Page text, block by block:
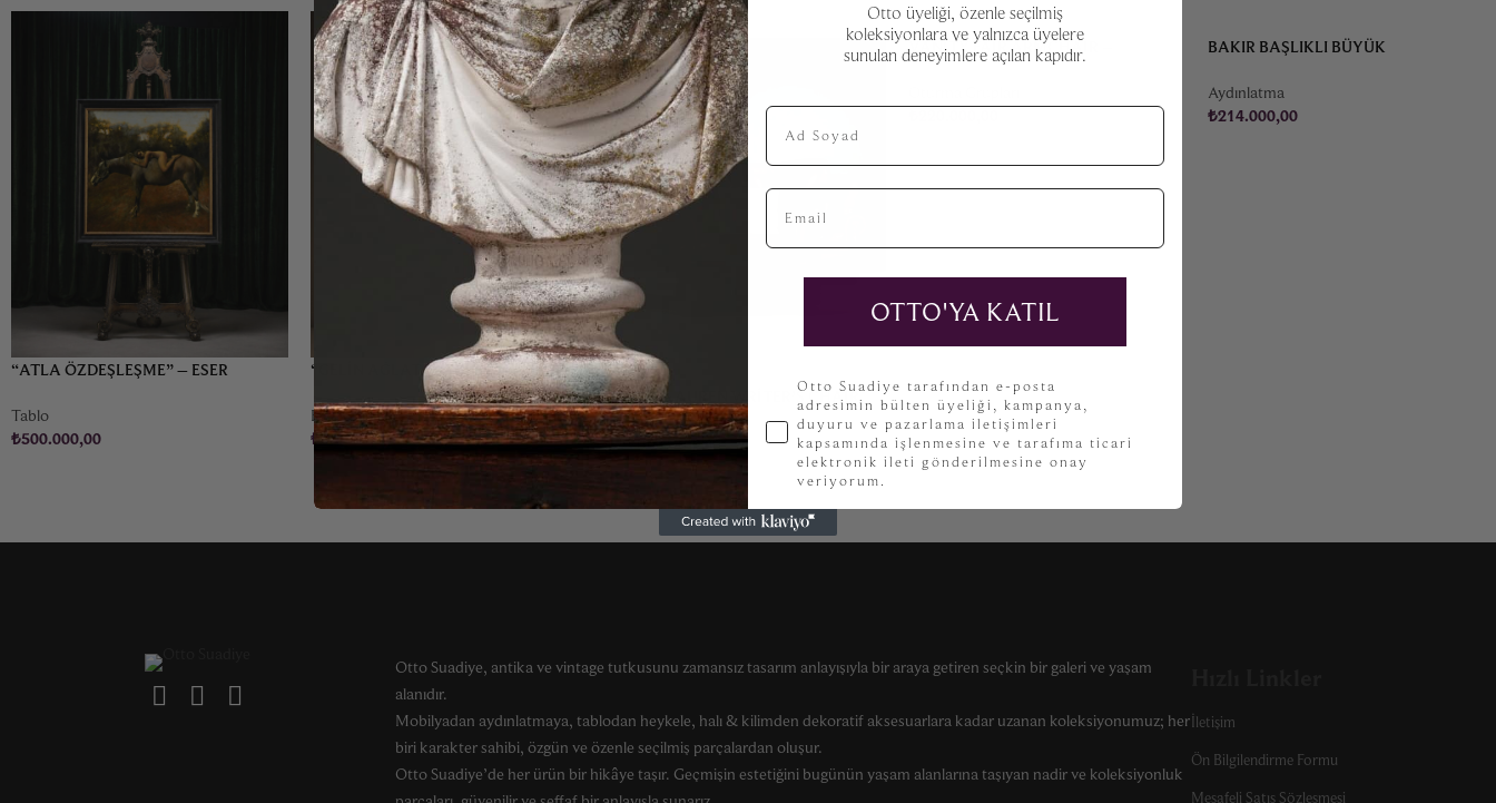
“ATLA ÖZDEŞLEŞME” – ESER
Tablo
₺500.000,00
“GELIN AĞLATAN” CICIM KILIM –
Halı & Kilim
₺75.000,00
SOLD
RALPH LAUREN WRITER’S CHAIR
Oturma Grupları
VANITY FAIR ARMCHAIR –
POLTRONA FRAU
BAKIR BAŞLIKLI BÜYÜK
Aydınlatma
₺214.000,00
Otto Suadiye, antika ve vintage tutkusunu zamansız tasarım anlayışıyla bir araya getiren seçkin bir galeri ve yaşam
alanıdır.
Mobilyadan aydınlatmaya, tablodan heykele, halı & kilimden dekoratif aksesuarlara kadar uzanan koleksiyonumuz; her
biri karakter sahibi, özgün ve özenle seçilmiş parçalardan oluşur.
Otto Suadiye’de her ürün bir hikâye taşır. Geçmişin estetiğini bugünün yaşam alanlarına taşıyan nadir ve koleksiyonluk
İletişim
Ön Bilgilendirme Formu
Mesafeli Satış Sözleşmesi
Otto üyeliği, özenle seçilmiş
koleksiyonlara ve yalnızca üyelere
sunulan deneyimlere açılan kapıdır.
Ad Soyad
Email
OTTO'YA KATIL
KVKKOtto Suadiye tarafından e-posta
adresimin bülten üyeliği, kampanya,
duyuru ve pazarlama iletişimleri
kapsamında işlenmesine ve tarafıma ticari
elektronik ileti gönderilmesine onay
veriyorum.